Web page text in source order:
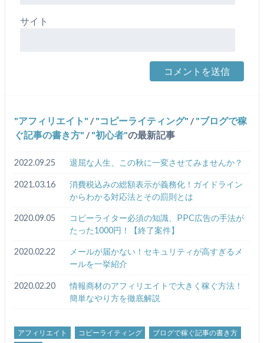
サイト
アフィリエイト / コピーライティング / ブログで稼
ぐ記事の書き方 / 初心者 の最新記事
2022.09.25 退屈な人生、この秋に一変させてみませんか？
2021.03.16
消費税込みの総額表示が義務化！ガイドライン
からわかる対応法とその罰則とは
2020.09.05
コピーライター必須の知識、PPC広告の手法が
たった1000円！【終了案件】
2020.02.22
メールが届かない！セキュリティが高すぎるメ
ールを一挙紹介
2020.02.20
情報商材のアフィリエイトで大きく稼ぐ方法！
簡単なやり方を徹底解説
アフィリエイト コピーライティング ブログで稼ぐ記事の書き方